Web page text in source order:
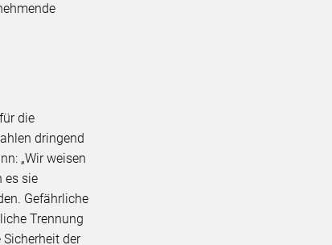
die
dringend
„Wir weisen
es sie
Gefährliche
Trennung
der